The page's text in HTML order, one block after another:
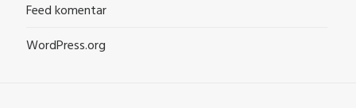
Feed komentar
WordPress.org